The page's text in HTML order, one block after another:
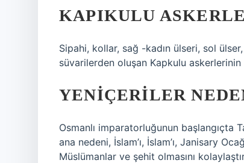
KAPIKULU
Sipahi, kollar, sağ -kadın ülseri, sol
süvarilerden oluşan Kapkulu
YENIÇERILER
Osmanlı imparatorluğunun başlangıçta
ana nedeni, İslam’ı, İslam’ı, Janisary
Müslümanlar ve şehit olmasını